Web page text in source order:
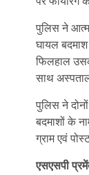
पुलिस ने
घायल
फिलहाल
साथ
पुलिस ने
बदमाशों के
ग्राम एवं
एसएसपी